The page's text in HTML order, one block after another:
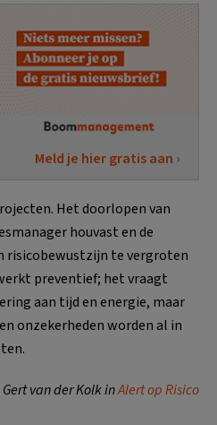
Meld je hier gratis aan ›
Het doorlopen van
houvast en de
risicobewustzijn te vergroten
preventief; het vraagt
aan tijd en energie, maar
en onzekerheden worden al in
van der Kolk inAlert op Risico